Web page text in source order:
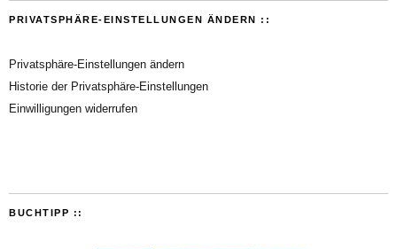
PRIVATSPHÄRE-EINSTELLUNGEN ÄNDERN ::
Privatsphäre-Einstellungen ändern
Historie der Privatsphäre-Einstellungen
Einwilligungen widerrufen
BUCHTIPP ::